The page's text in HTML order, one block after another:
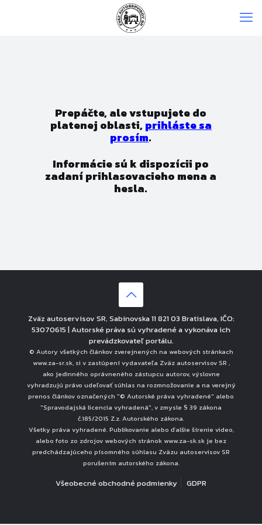
Prepáčte, ale vstupujete do
platenej oblasti, prihláste sa
prosím.
Informácie sú k dispozícii po
zadaní prihlasovacieho mena a
hesla.
Zväz autoservisov SR, Sabinovska 11 821 03 Bratislava, IČO:
53070615 | Autorské práva sú vyhradené a vykonáva ich
prevádzkovateľ portálu.
© Autory všetkých článkov zverejnených na webových stránkach
www.za-sr.sk, si v zastúpení vydavateľa Zväz autoservisov SR ,
ako jedinného oprávneného zástupcu autorov, výslovne
vyhradzujú právo udeľovať súhlas na rozmnožovanie a na verejný
prenos článkov označených "© Autorské práva vyhradené" alebo
"Spravodajská licencia vyhradená", v zmysle § 39 zákona
č.185/2015 Z.z. Autorského zákona.
Všetky práva vyhradené. Publikovanie alebo ďalšie šírenie video,
alebo foto zo zdrojov webových stránok www.za-sk.sk je bez
predchádzajúceho písomného súhlasu Zväzu autoservisov SR
porušením autorského zákona.
Všeobecné obchodné podmienky GDPR